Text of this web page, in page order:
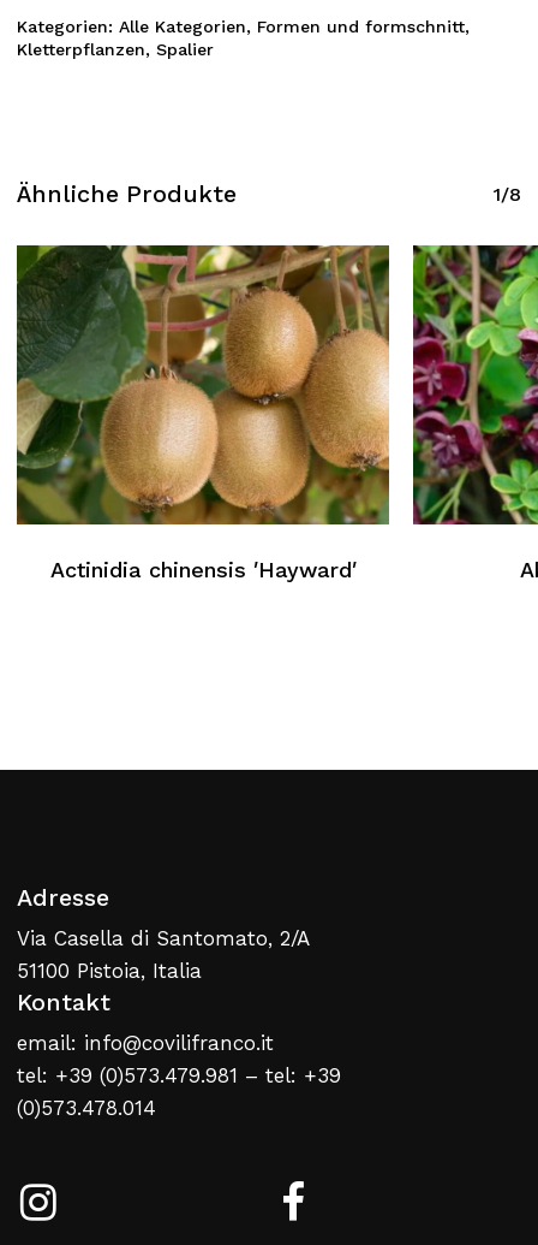
Kein Produkt im Warenkorb
Zurück Zur Webliste
Kategorien: Alle Kategorien, Formen und formschnitt,
Kletterpflanzen, Spalier
Ähnliche Produkte 1/8
Actinidia chinensis ′Hayward′
Adresse
Via Casella di Santomato, 2/A
51100 Pistoia, Italia
Kontakt
email: info@covilifranco.it
tel: +39 (0)573.479.981 – tel: +39
(0)573.478.014